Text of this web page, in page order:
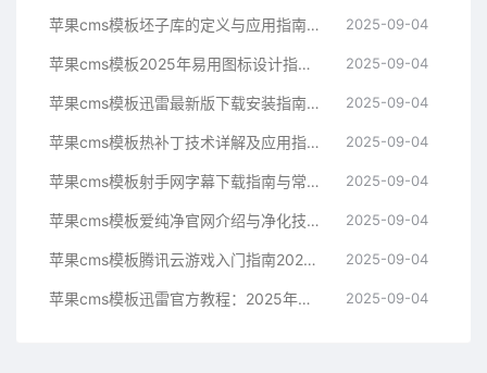
苹果cms模板坯子库的定义与应用指南苹果cms 2025-09-04
苹果cms模板2025年易用图标设计指南帮助提升界面美观苹果cms 2025-09-04
苹果cms模板迅雷最新版下载安装指南与常见问题解决方案苹果cms 2025-09-04
苹果cms模板热补丁技术详解及应用指南苹果cms 2025-09-04
苹果cms模板射手网字幕下载指南与常见问题解决方案苹果cms 2025-09-04
苹果cms模板爱纯净官网介绍与净化技术科普指南苹果cms 2025-09-04
苹果cms模板腾讯云游戏入门指南2025年最新技术解析苹果cms 2025-09-04
苹果cms模板迅雷官方教程：2025年最新下载与使用指南苹果cms 2025-09-04